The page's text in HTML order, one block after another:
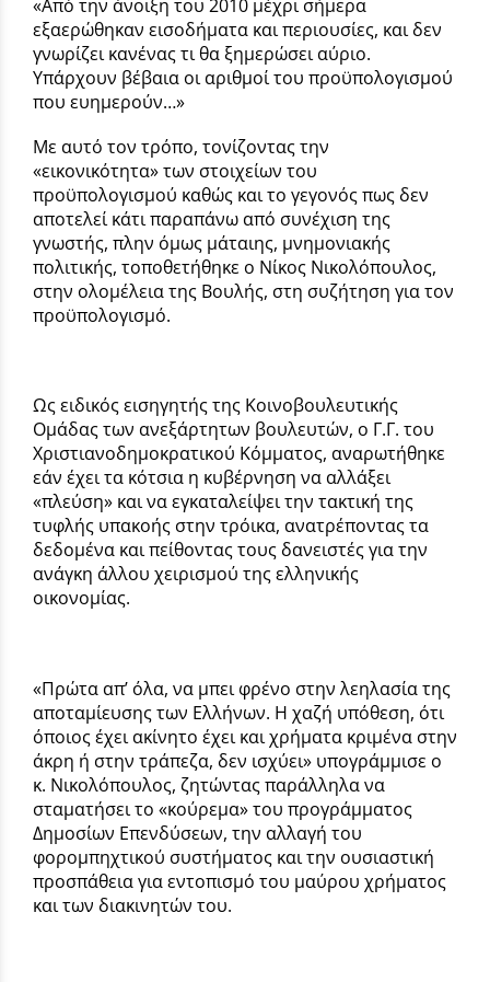
«Από την άνοιξη του 2010 μέχρι σήμερα
εξαερώθηκαν εισοδήματα και περιουσίες, και δεν
γνωρίζει κανένας τι θα ξημερώσει αύριο.
Υπάρχουν βέβαια οι αριθμοί του προϋπολογισμού
που ευημερούν…»
Με αυτό τον τρόπο, τονίζοντας την
«εικονικότητα» των στοιχείων του
προϋπολογισμού καθώς και το γεγονός πως δεν
αποτελεί κάτι παραπάνω από συνέχιση της
γνωστής, πλην όμως μάταιης, μνημονιακής
πολιτικής, τοποθετήθηκε ο Νίκος Νικολόπουλος,
στην ολομέλεια της Βουλής, στη συζήτηση για τον
προϋπολογισμό.
Ως ειδικός εισηγητής της Κοινοβουλευτικής
Ομάδας των ανεξάρτητων βουλευτών, ο Γ.Γ. του
Χριστιανοδημοκρατικού Κόμματος, αναρωτήθηκε
εάν έχει τα κότσια η κυβέρνηση να αλλάξει
«πλεύση» και να εγκαταλείψει την τακτική της
τυφλής υπακοής στην τρόικα, ανατρέποντας τα
δεδομένα και πείθοντας τους δανειστές για την
ανάγκη άλλου χειρισμού της ελληνικής
οικονομίας.
«Πρώτα απ’ όλα, να μπει φρένο στην λεηλασία της
αποταμίευσης των Ελλήνων. Η χαζή υπόθεση, ότι
όποιος έχει ακίνητο έχει και χρήματα κριμένα στην
άκρη ή στην τράπεζα, δεν ισχύει» υπογράμμισε ο
κ. Νικολόπουλος, ζητώντας παράλληλα να
σταματήσει το «κούρεμα» του προγράμματος
Δημοσίων Επενδύσεων, την αλλαγή του
φορομπηχτικού συστήματος και την ουσιαστική
προσπάθεια για εντοπισμό του μαύρου χρήματος
και των διακινητών του.